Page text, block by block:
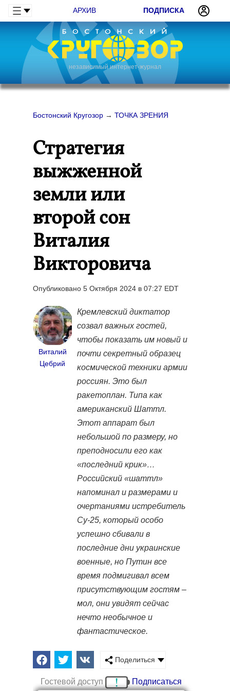
АРХИВ ПОДПИСКА
независимый интернет-журнал
Бостонский Кругозор → ТОЧКА ЗРЕНИЯ
Стратегия
выжженной
земли или
второй сон
Виталия
Викторовича
Опубликовано 5 Октября 2024 в 07:27 EDT
Виталий
Цебрий
Кремлевский диктатор
созвал важных гостей,
чтобы показать им новый и
почти секретный образец
космической техники армии
россиян. Это был
ракетоплан. Типа как
американский Шаттл.
Этот аппарат был
небольшой по размеру, но
преподносили его как
«последний крик»…
Российский «шаттл»
напоминал и размерами и
очертаниями истребитель
Су-25, который особо
успешно сбивали в
последние дни украинские
военные, но Путин все
время подмигивал всем
присутствующим гостям –
мол, они увидят сейчас
нечто необычное и
фантастическое.
Поделиться
Гостевой доступ Подписаться